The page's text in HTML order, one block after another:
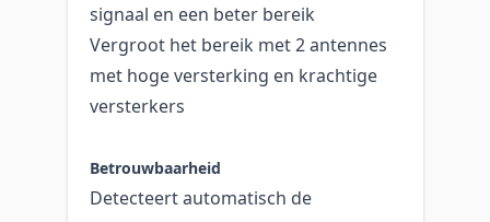
signaal en een beter bereik
Vergroot het bereik met 2 antennes
met hoge versterking en krachtige
versterkers
Betrouwbaarheid
Detecteert automatisch de